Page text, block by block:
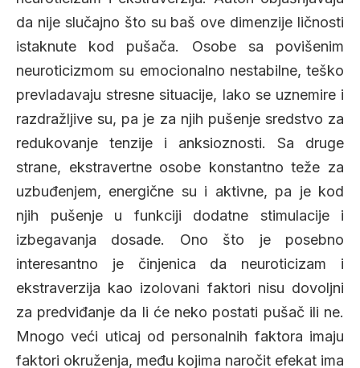
da nije slučajno što su baš ove dimenzije ličnosti
istaknute kod pušača. Osobe sa povišenim
neuroticizmom su emocionalno nestabilne, teško
prevladavaju stresne situacije, lako se uznemire i
razdražljive su, pa je za njih pušenje sredstvo za
redukovanje tenzije i anksioznosti. Sa druge
strane, ekstravertne osobe konstantno teže za
uzbuđenjem, energične su i aktivne, pa je kod
njih pušenje u funkciji dodatne stimulacije i
izbegavanja dosade. Ono što je posebno
interesantno je činjenica da neuroticizam i
ekstraverzija kao izolovani faktori nisu dovoljni
za predviđanje da li će neko postati pušač ili ne.
Mnogo veći uticaj od personalnih faktora imaju
faktori okruženja, među kojima naročit efekat ima